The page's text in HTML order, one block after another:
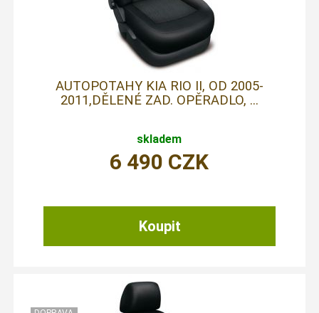
AUTOPOTAHY KIA RIO II, OD 2005-
2011,DĚLENÉ ZAD. OPĚRADLO, ...
skladem
6 490 CZK